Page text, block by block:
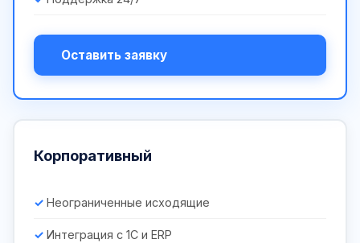
Оставить заявку
Корпоративный
Неограниченные исходящие
Интеграция с 1С и ERP